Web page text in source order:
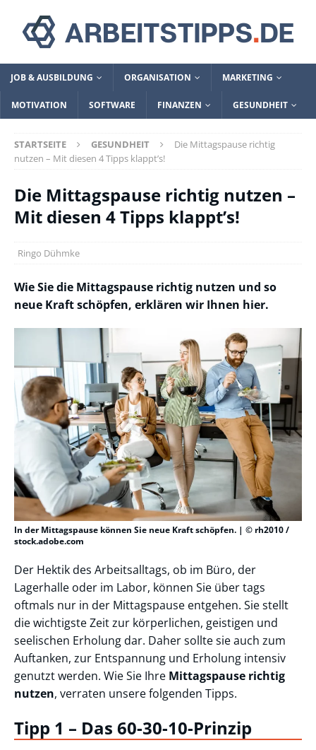
JOB & AUSBILDUNG ORGANISATION MARKETING
MOTIVATION SOFTWARE FINANZEN GESUNDHEIT
STARTSEITE GESUNDHEIT
Die Mittagspause richtig
nutzen – Mit diesen 4 Tipps klappt’s!
Die Mittagspause richtig nutzen –
Mit diesen 4 Tipps klappt’s!
Ringo Dühmke
Wie Sie die Mittagspause richtig nutzen und so
neue Kraft schöpfen, erklären wir Ihnen hier.
In der Mittagspause können Sie neue Kraft schöpfen. | © rh2010 /
stock.adobe.com
Der Hektik des Arbeitsalltags, ob im Büro, der
Lagerhalle oder im Labor, können Sie über tags
oftmals nur in der Mittagspause entgehen. Sie stellt
die wichtigste Zeit zur körperlichen, geistigen und
seelischen Erholung dar. Daher sollte sie auch zum
Auftanken, zur Entspannung und Erholung intensiv
genutzt werden. Wie Sie Ihre Mittagspause richtig
nutzen, verraten unsere folgenden Tipps.
Tipp 1 – Das 60-30-10-Prinzip